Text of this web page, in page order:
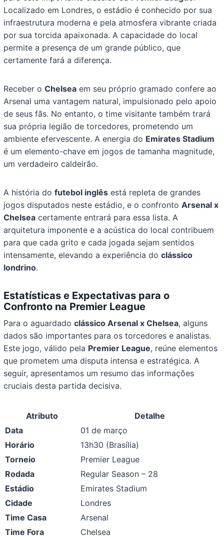
Localizado em Londres, o estádio é conhecido por sua
infraestrutura moderna e pela atmosfera vibrante criada
por sua torcida apaixonada. A capacidade do local
permite a presença de um grande público, que
certamente fará a diferença.
Receber oChelsea em seu próprio gramado confere ao
Arsenal uma vantagem natural, impulsionado pelo apoio
de seus fãs. No entanto, o time visitante também trará
sua própria legião de torcedores, prometendo um
ambiente efervescente. A energia do Emirates Stadium
é um elemento-chave em jogos de tamanha magnitude,
um verdadeiro caldeirão.
A história dofutebol inglês está repleta de grandes
jogos disputados neste estádio, e o confrontoArsenal x
Chelsea certamente entrará para essa lista. A
arquitetura imponente e a acústica do local contribuem
para que cada grito e cada jogada sejam sentidos
intensamente, elevando a experiência doclássico
londrino.
Estatísticas e Expectativas para o
Confronto na Premier League
Para o aguardadoclássico Arsenal x Chelsea, alguns
dados são importantes para os torcedores e analistas.
Este jogo, válido pela Premier League, reúne elementos
que prometem uma disputa intensa e estratégica. A
seguir, apresentamos um resumo das informações
cruciais desta partida decisiva.
Atributo
Detalhe
Data
01 de março
Horário
13h30 (Brasília)
Torneio
Premier League
Rodada
Regular Season – 28
Estádio
Emirates Stadium
Cidade
Londres
Time Casa
Arsenal
Time Fora
Chelsea